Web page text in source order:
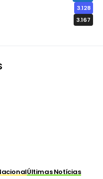
3.128
3.167
Últimas Notícias